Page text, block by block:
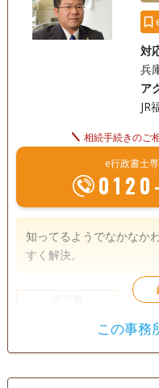
対
兵
ア
JR
相続手続きのご
e行政書士
知ってるようでなかなか
すく解決。
相続人調査
この事務